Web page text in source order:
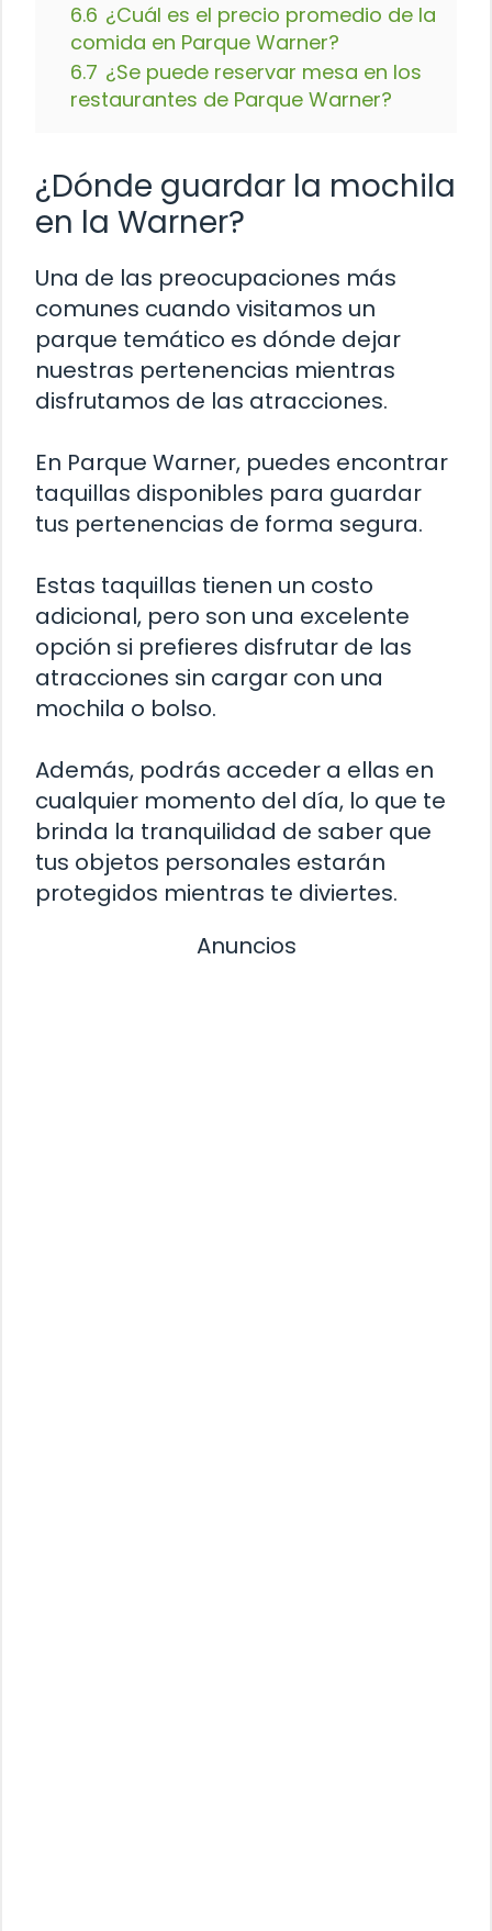
6.6 ¿Cuál es el precio promedio de la
comida en Parque Warner?
6.7 ¿Se puede reservar mesa en los
restaurantes de Parque Warner?
¿Dónde guardar la mochila
en la Warner?
Una de las preocupaciones más
comunes cuando visitamos un
parque temático es dónde dejar
nuestras pertenencias mientras
disfrutamos de las atracciones.
En Parque Warner, puedes encontrar
taquillas disponibles para guardar
tus pertenencias de forma segura.
Estas taquillas tienen un costo
adicional, pero son una excelente
opción si prefieres disfrutar de las
atracciones sin cargar con una
mochila o bolso.
Además, podrás acceder a ellas en
cualquier momento del día, lo que te
brinda la tranquilidad de saber que
tus objetos personales estarán
protegidos mientras te diviertes.
Anuncios